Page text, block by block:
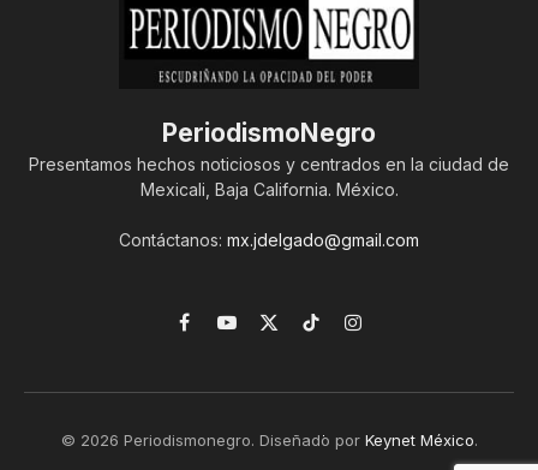
PeriodismoNegro
Presentamos hechos noticiosos y centrados en la ciudad de
Mexicali, Baja California. México.
Contáctanos: mx.jdelgado@gmail.com
Facebook
YouTube
X
TikTokInstagram
© 2026 Periodismonegro. Diseñado por Keynet México.